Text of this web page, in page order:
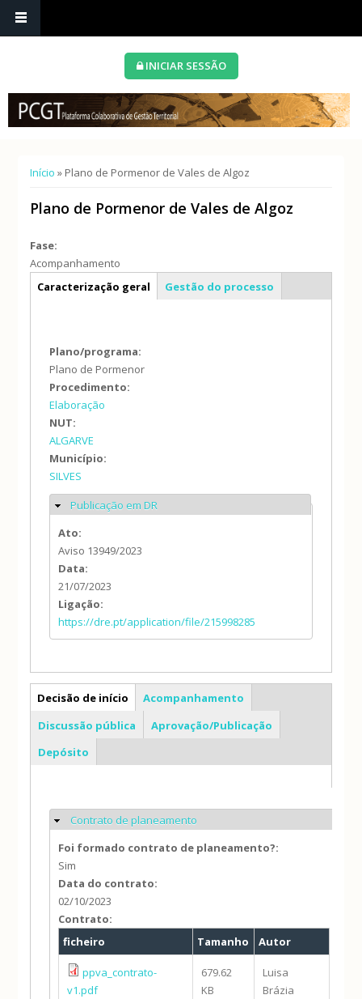
INICIAR SESSÃO
Está aqui
Início » Plano de Pormenor de Vales de Algoz
Plano de Pormenor de Vales de Algoz
Fase:
Acompanhamento
Info geral
Caracterização geral Gestão do processo
Plano/programa:
Plano de Pormenor
Procedimento:
Elaboração
NUT:
ALGARVE
Município:
SILVES
Ocultar
Publicação em DR
Ato:
Aviso 13949/2023
Data:
21/07/2023
Ligação:
https://dre.pt/application/file/215998285
PP
Decisão de início
Acompanhamento
Discussão pública
Aprovação/Publicação
Depósito
Ocultar
Contrato de planeamento
Foi formado contrato de planeamento?:
Sim
Data do contrato:
02/10/2023
Contrato:
ficheiro
Tamanho Autor
ppva_contrato-
v1.pdf
679.62
KB
Luisa
Brázia